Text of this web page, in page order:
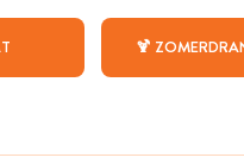
🍹